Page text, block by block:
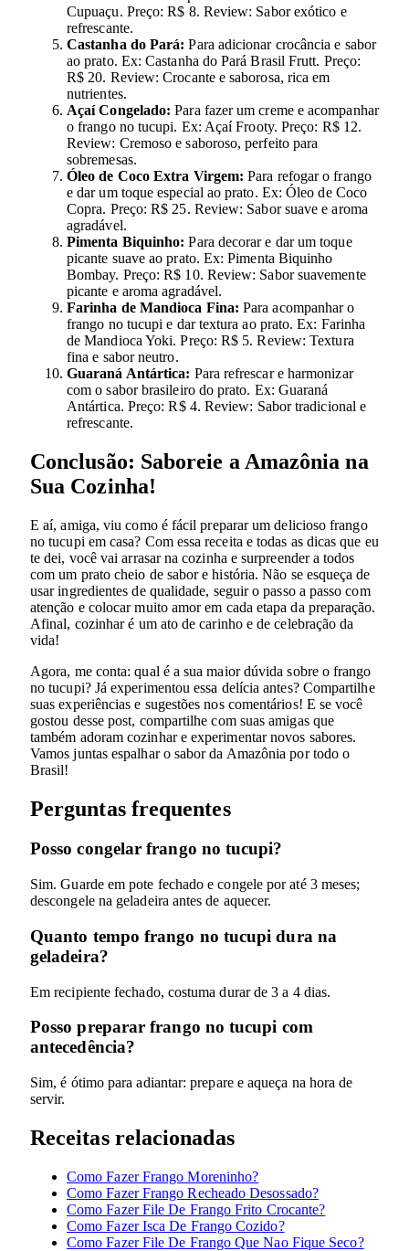
Cupuaçu. Preço: R$ 8. Review: Sabor exótico e
refrescante.
Castanha do Pará: Para adicionar crocância e sabor
ao prato. Ex: Castanha do Pará Brasil Frutt. Preço:
R$ 20. Review: Crocante e saborosa, rica em
nutrientes.
Açaí Congelado: Para fazer um creme e acompanhar
o frango no tucupi. Ex: Açaí Frooty. Preço: R$ 12.
Review: Cremoso e saboroso, perfeito para
sobremesas.
Óleo de Coco Extra Virgem: Para refogar o frango
e dar um toque especial ao prato. Ex: Óleo de Coco
Copra. Preço: R$ 25. Review: Sabor suave e aroma
agradável.
Pimenta Biquinho: Para decorar e dar um toque
picante suave ao prato. Ex: Pimenta Biquinho
Bombay. Preço: R$ 10. Review: Sabor suavemente
picante e aroma agradável.
Farinha de Mandioca Fina: Para acompanhar o
frango no tucupi e dar textura ao prato. Ex: Farinha
de Mandioca Yoki. Preço: R$ 5. Review: Textura
fina e sabor neutro.
Guaraná Antártica: Para refrescar e harmonizar
com o sabor brasileiro do prato. Ex: Guaraná
Antártica. Preço: R$ 4. Review: Sabor tradicional e
refrescante.
Conclusão: Saboreie a Amazônia na
Sua Cozinha!
E aí, amiga, viu como é fácil preparar um delicioso frango
no tucupi em casa? Com essa receita e todas as dicas que eu
te dei, você vai arrasar na cozinha e surpreender a todos
com um prato cheio de sabor e história. Não se esqueça de
usar ingredientes de qualidade, seguir o passo a passo com
atenção e colocar muito amor em cada etapa da preparação.
Afinal, cozinhar é um ato de carinho e de celebração da
vida!
Agora, me conta: qual é a sua maior dúvida sobre o frango
no tucupi? Já experimentou essa delícia antes? Compartilhe
suas experiências e sugestões nos comentários! E se você
gostou desse post, compartilhe com suas amigas que
também adoram cozinhar e experimentar novos sabores.
Vamos juntas espalhar o sabor da Amazônia por todo o
Brasil!
Perguntas frequentes
Posso congelar frango no tucupi?
Sim. Guarde em pote fechado e congele por até 3 meses;
descongele na geladeira antes de aquecer.
Quanto tempo frango no tucupi dura na
geladeira?
Em recipiente fechado, costuma durar de 3 a 4 dias.
Posso preparar frango no tucupi com
antecedência?
Sim, é ótimo para adiantar: prepare e aqueça na hora de
servir.
Receitas relacionadas
Como Fazer Frango Moreninho?
Como Fazer Frango Recheado Desossado?
Como Fazer File De Frango Frito Crocante?
Como Fazer Isca De Frango Cozido?
Como Fazer File De Frango Que Nao Fique Seco?